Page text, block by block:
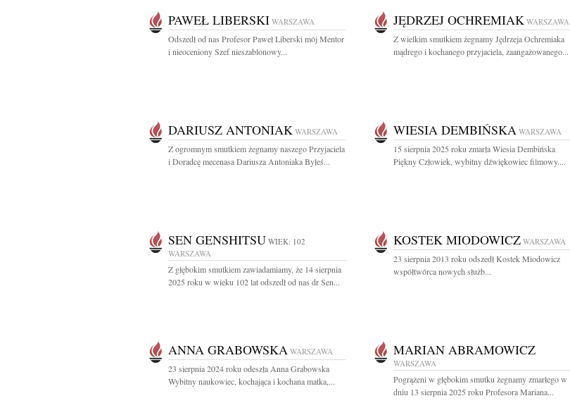
PAWEŁ LIBERSKI WARSZAWA
Odszedł od nas Profesor Paweł Liberski mój Mentor
i nieoceniony Szef nieszablonowy...
JĘDRZEJ OCHREMIAK WARSZAWA
Z wielkim smutkiem żegnamy Jędrzeja Ochremiaka
mądrego i kochanego przyjaciela, zaangażowanego...
DARIUSZ ANTONIAK WARSZAWA
Z ogromnym smutkiem żegnamy naszego Przyjaciela
i Doradcę mecenasa Dariusza Antoniaka Byłeś...
WIESIA DEMBIŃSKA WARSZAWA
15 sierpnia 2025 roku zmarła Wiesia Dembińska
Piękny Człowiek, wybitny dźwiękowiec filmowy....
SEN GENSHITSU WIEK: 102
WARSZAWA
Z głębokim smutkiem zawiadamiamy, że 14 sierpnia
2025 roku w wieku 102 lat odszedł od nas dr Sen...
KOSTEK MIODOWICZ WARSZAWA
23 sierpnia 2013 roku odszedł Kostek Miodowicz
współtwórca nowych służb...
ANNA GRABOWSKA WARSZAWA
23 sierpnia 2024 roku odeszła Anna Grabowska
Wybitny naukowiec, kochająca i kochana matka,...
MARIAN ABRAMOWICZ
WARSZAWA
Pogrążeni w głębokim smutku żegnamy zmarłego w
dniu 13 sierpnia 2025 roku Profesora Mariana...